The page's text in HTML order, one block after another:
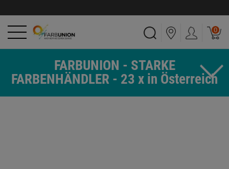
0
FARBUNION - STARKE
FARBENHÄNDLER - 23 x in Österreich